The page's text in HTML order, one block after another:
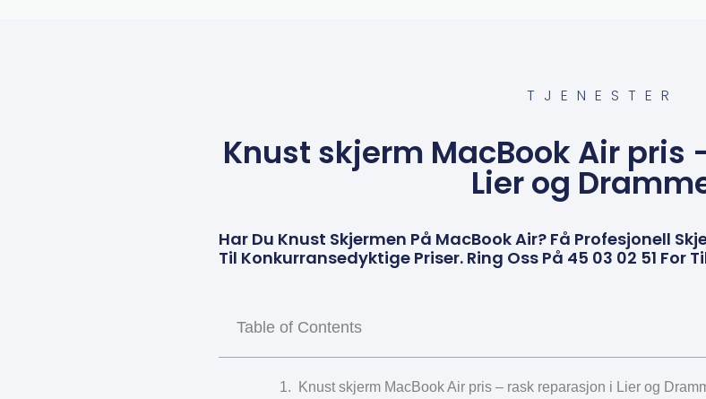
TJENESTER
Knust skjerm MacBook Air pris
Lier og
Har Du Knust Skjermen På MacBook Air? Få Profesjonell
Til Konkurransedyktige Priser. Ring Oss På 45 03 02 51 For
Table of Contents
Knust skjerm MacBook Air pris – rask reparasjon i Lier og